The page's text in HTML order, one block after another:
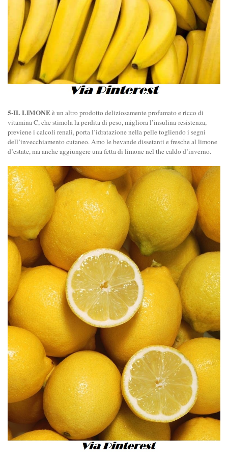
5-IL LIMONEè un altro prodotto deliziosamente profumato e ricco di
vitamina C, che stimola la perdita di peso, migliora l’insulina-resistenza,
previene i calcoli renali, porta l’idratazione nella pelle togliendo i segni
dell’invecchiamento cutaneo. Amo le bevande dissetanti e fresche al limone
d’estate, ma anche aggiungere una fetta di limone nel the caldo d’inverno.